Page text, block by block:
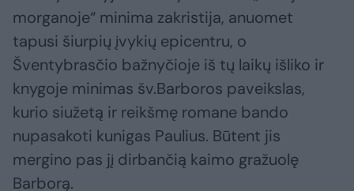
morganoje“ minima zakristija, anuomet
tapusi šiurpių įvykių epicentru, o
Šventybrasčio bažnyčioje iš tų laikų išliko ir
knygoje minimas šv.Barboros paveikslas,
kurio siužetą ir reikšmę romane bando
nupasakoti kunigas Paulius. Būtent jis
mergino pas jį dirbančią kaimo gražuolę
Barborą.